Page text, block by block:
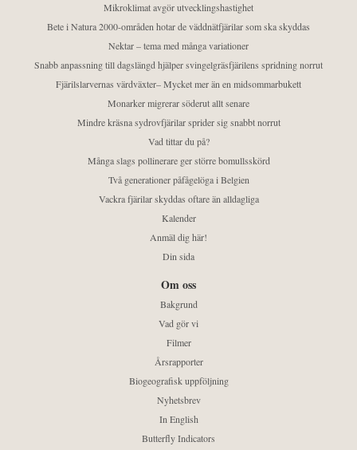
Mikroklimat avgör utvecklingshastighet
Bete i Natura 2000-områden hotar de väddnätfjärilar som ska skyddas
Nektar – tema med många variationer
Snabb anpassning till dagslängd hjälper svingelgräsfjärilens spridning norrut
Fjärilslarvernas värdväxter– Mycket mer än en midsommarbukett
Monarker migrerar söderut allt senare
Mindre kräsna sydrovfjärilar sprider sig snabbt norrut
Vad tittar du på?
Många slags pollinerare ger större bomullsskörd
Två generationer påfågelöga i Belgien
Vackra fjärilar skyddas oftare än alldagliga
Kalender
Anmäl dig här!
Din sida
Om oss
Bakgrund
Vad gör vi
Filmer
Årsrapporter
Biogeografisk uppföljning
Nyhetsbrev
In English
Butterfly Indicators